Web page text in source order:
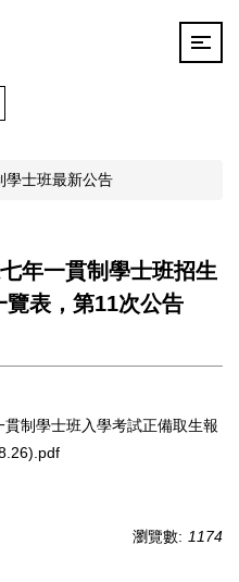
學士班最新公告
年一貫制學士班招生
表，第11次公告
制學士班入學考試正備取生報
瀏覽數: 1174